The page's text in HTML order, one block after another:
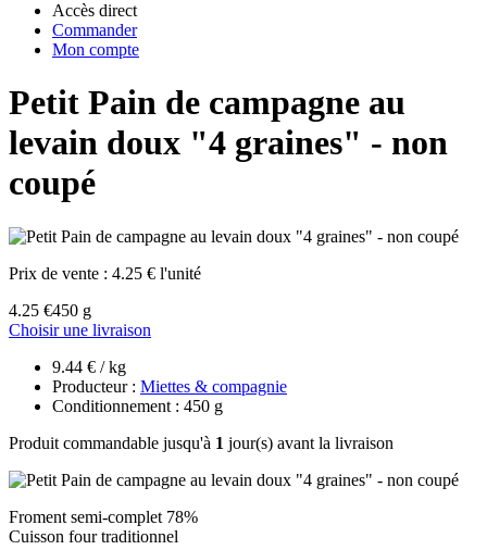
Accès direct
Commander
Mon compte
Petit Pain de campagne au
levain doux "4 graines" - non
coupé
Prix de vente : 4.25 € l'unité
4.25 €450 g
Choisir une livraison
9.44 € / kg
Producteur : Miettes & compagnie
Conditionnement : 450 g
Produit commandable jusqu'à 1 jour(s) avant la livraison
Froment semi-complet 78%
Cuisson four traditionnel